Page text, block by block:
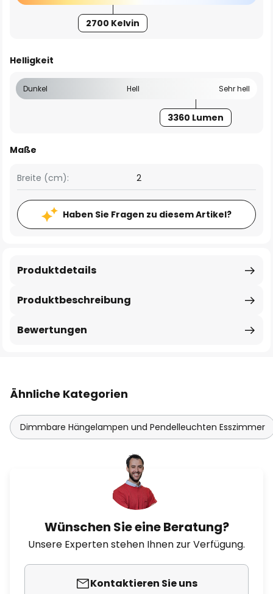
2700 Kelvin
Helligkeit
Dunkel Hell Sehr hell
3360 Lumen
Maße
Breite (cm): 2
Haben Sie Fragen zu diesem Artikel?
Produktbeschreibung
Produktdetails
Bewertungen
Ähnliche Kategorien
Dimmbare Hängelampen und Pendelleuchten Esszimmer
Wünschen Sie eine Beratung?
Unsere Experten stehen Ihnen zur Verfügung.
Kontaktieren Sie uns